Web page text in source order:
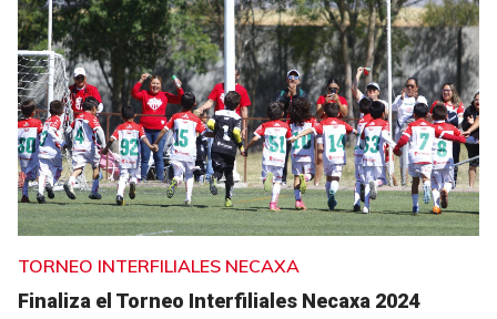
TORNEO INTERFILIALES NECAXA
Finaliza el Torneo Interfiliales Necaxa 2024